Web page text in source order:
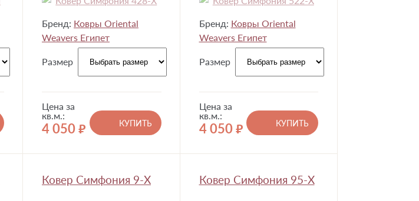
Бренд: Ковры Oriental
Weavers Египет
Размер
Цена за
кв.м.:
4 050 руб.
КУПИТЬ
Бренд: Ковры Oriental
Weavers Египет
Размер
Цена за
кв.м.:
4 050 руб.
КУПИТЬ
Ковер Симфония 9-X Ковер Симфония 95-X